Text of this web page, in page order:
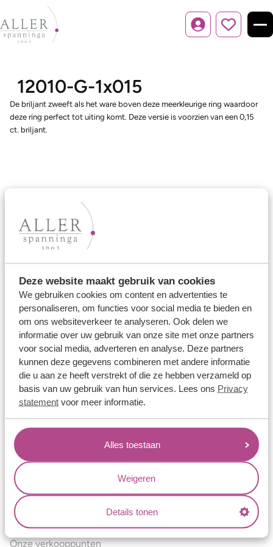
Deze website maakt gebruik van cookies
We gebruiken cookies om content en advertenties te
personaliseren, om functies voor social media te bieden en
om ons websiteverkeer te analyseren. Ook delen we
informatie over uw gebruik van onze site met onze partners
voor social media, adverteren en analyse. Deze partners
kunnen deze gegevens combineren met andere informatie
die u aan ze heeft verstrekt of die ze hebben verzameld op
basis van uw gebruik van hun services. Lees ons Privacy
statementvoor meer informatie.
Alles toestaan
Weigeren
Details tonen
Inloggen
12010-G-1x015
De briljant zweeft als het ware boven deze meerkleurige ring waardoor
deze ring perfect tot uiting komt. Deze versie is voorzien van een 0,15
ct. briljant.
Ons aanbod
Trouwringen
Verlovingsringen
Vriendschapsringen
Over ons
Aller Spanninga
Historie
Certificaten
Blogs
Jouw voordelen
Conflictvrije Materialen
Oneindig veel mogelijkheden
Kwaliteit
Juweliers & Contact
Onze verkooppunten